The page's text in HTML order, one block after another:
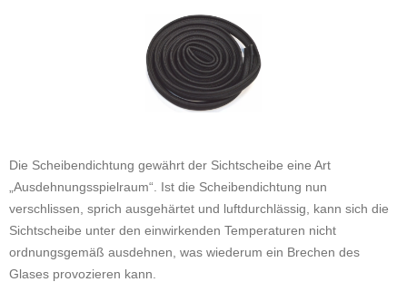
Die Scheibendichtung gewährt der Sichtscheibe eine Art
„Ausdehnungsspielraum“. Ist die Scheibendichtung nun
verschlissen, sprich ausgehärtet und luftdurchlässig, kann sich die
Sichtscheibe unter den einwirkenden Temperaturen nicht
ordnungsgemäß ausdehnen, was wiederum ein Brechen des
Glases provozieren kann.